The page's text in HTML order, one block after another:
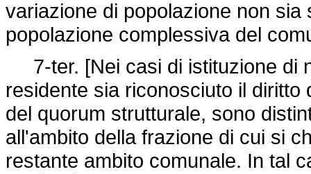
variazione di popolazione non
popolazione complessiva del
7-ter. [Nei casi di istituzione di
residente sia riconosciuto il
del quorum strutturale, sono
all'ambito della frazione di cui si
restante ambito comunale. In tal